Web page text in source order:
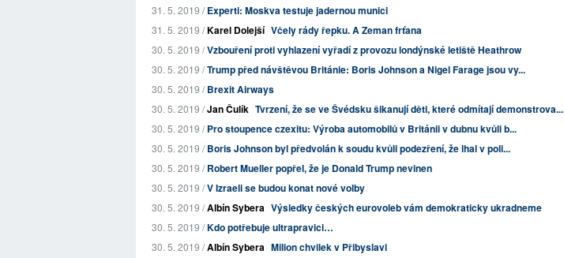
31. 5. 2019 /Experti: Moskva testuje jadernou munici
31. 5. 2019 /Karel Dolejší Včely rády řepku. A Zeman frťana
30. 5. 2019 /Vzbouření proti vyhlazení vyřadí z provozu londýnské letiště Heathrow
30. 5. 2019 /Trump před návštěvou Británie: Boris Johnson a Nigel Farage jsou vy...
30. 5. 2019 /Brexit Airways
30. 5. 2019 /Jan Čulík Tvrzení, že se ve Švédsku šikanují děti, které odmítají demonstrova...
30. 5. 2019 /Pro stoupence czexitu: Výroba automobilů v Británii v dubnu kvůli b...
30. 5. 2019 /Boris Johnson byl předvolán k soudu kvůli podezření, že lhal v poli...
30. 5. 2019 /Robert Mueller popřel, že je Donald Trump nevinen
30. 5. 2019 /V Izraeli se budou konat nové volby
30. 5. 2019 /Albín Sybera Výsledky českých eurovoleb vám demokraticky ukradneme
30. 5. 2019 /Kdo potřebuje ultrapravici…
30. 5. 2019 /Albín Sybera Milion chvilek v Přibyslavi